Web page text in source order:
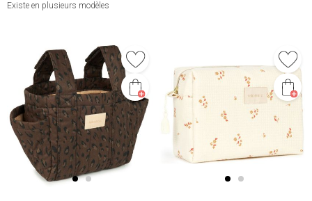
Existe en plusieurs modèles